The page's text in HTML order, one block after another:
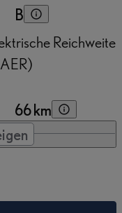
B
Reichweite
66 km